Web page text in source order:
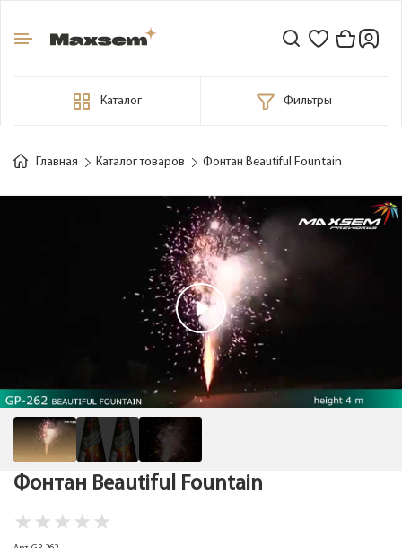
Каталог Фильтры
Главная Каталог товаров Фонтан Beautiful Fountain
Фонтан Beautiful Fountain
★ ★ ★ ★ ★